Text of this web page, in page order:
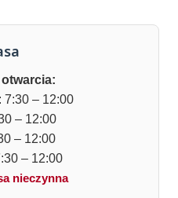
7:30 – 12:00
– 12:00
– 12:00
– 12:00
nieczynna